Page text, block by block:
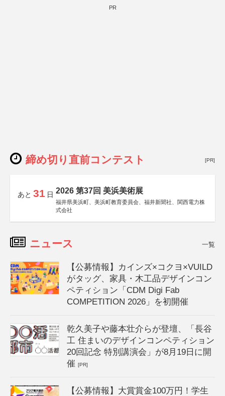
PR
締め切り直前コンテスト [PR]
あと 31 日 2026 第37回 美浜美術展
福井県美浜町、美浜町教育委員会、福井新聞社、関西電力株
式会社
ニュース 一覧
【公募情報】カインズ×コクヨ×VUILD
がタッグ、家具・木工品デザインコン
ペティション「CDM Digi Fab
COMPETITION 2026」を初開催
乾久美子や藤本壮介らが登壇、「長谷
工 住まいのデザインコンペティション
20回記念 特別講演会」が8月19日に開
催[PR]
【公募情報】大賞賞金100万円！学生